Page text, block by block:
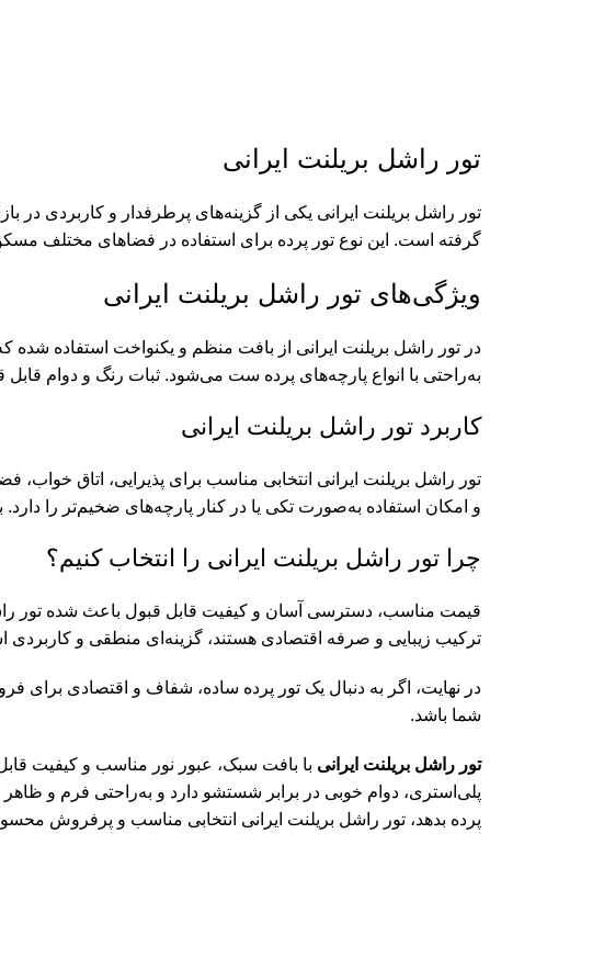
تور راشل بریلنت ایرانی
تور راشل بریلنت ایرانی یکی از گزینه‌های پرطرفدار و کاربردی
گرفته است. این نوع تور پرده برای استفاده در فضاهای مختلف
ویژگی‌های تور راشل بریلنت ایرانی
در تور راشل بریلنت ایرانی از بافت منظم و یکنواخت استفاده
به‌راحتی با انواع پارچه‌های پرده ست می‌شود. ثبات رنگ و دوام
کاربرد تور راشل بریلنت ایرانی
تور راشل بریلنت ایرانی انتخابی مناسب برای پذیرایی، اتاق
و امکان استفاده به‌صورت تکی یا در کنار پارچه‌های ضخیم‌تر را
چرا تور راشل بریلنت ایرانی را انتخاب کنیم؟
قیمت مناسب، دسترسی آسان و کیفیت قابل قبول باعث شده تور راشل
ترکیب زیبایی و صرفه اقتصادی هستند، گزینه‌ای منطقی و کاربردی
در نهایت، اگر به دنبال یک تور پرده ساده، شفاف و اقتصادی
شما باشد.
تور راشل بریلنت ایرانی با بافت سبک، عبور نور مناسب و کیفیت
پلی‌استری، دوام خوبی در برابر شستشو دارد و به‌راحتی فرم و
پرده بدهد، تور راشل بریلنت ایرانی انتخابی مناسب و پرفروش